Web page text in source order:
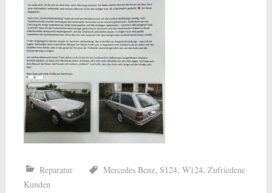
Reparatur Mercedes Benz, S124, W124, Zufriedene
Kunden